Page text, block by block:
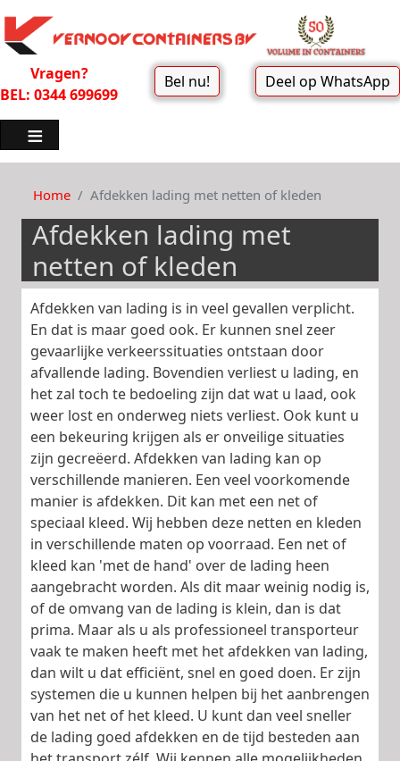
Vragen?
BEL: 0344 699699
Bel nu! Deel op WhatsApp
Home Afdekken lading met netten of kleden
Afdekken lading met
netten of kleden
Afdekken van lading is in veel gevallen verplicht.
En dat is maar goed ook. Er kunnen snel zeer
gevaarlijke verkeerssituaties ontstaan door
afvallende lading. Bovendien verliest u lading, en
het zal toch te bedoeling zijn dat wat u laad, ook
weer lost en onderweg niets verliest. Ook kunt u
een bekeuring krijgen als er onveilige situaties
zijn gecreëerd. Afdekken van lading kan op
verschillende manieren. Een veel voorkomende
manier is afdekken. Dit kan met een net of
speciaal kleed. Wij hebben deze netten en kleden
in verschillende maten op voorraad. Een net of
kleed kan 'met de hand' over de lading heen
aangebracht worden. Als dit maar weinig nodig is,
of de omvang van de lading is klein, dan is dat
prima. Maar als u als professioneel transporteur
vaak te maken heeft met het afdekken van lading,
dan wilt u dat efficiënt, snel en goed doen. Er zijn
systemen die u kunnen helpen bij het aanbrengen
van het net of het kleed. U kunt dan veel sneller
de lading goed afdekken en de tijd besteden aan